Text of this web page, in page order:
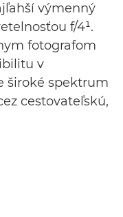
výmenný
f/4¹.
fotografom
v
široké spektrum
cestovateľskú,